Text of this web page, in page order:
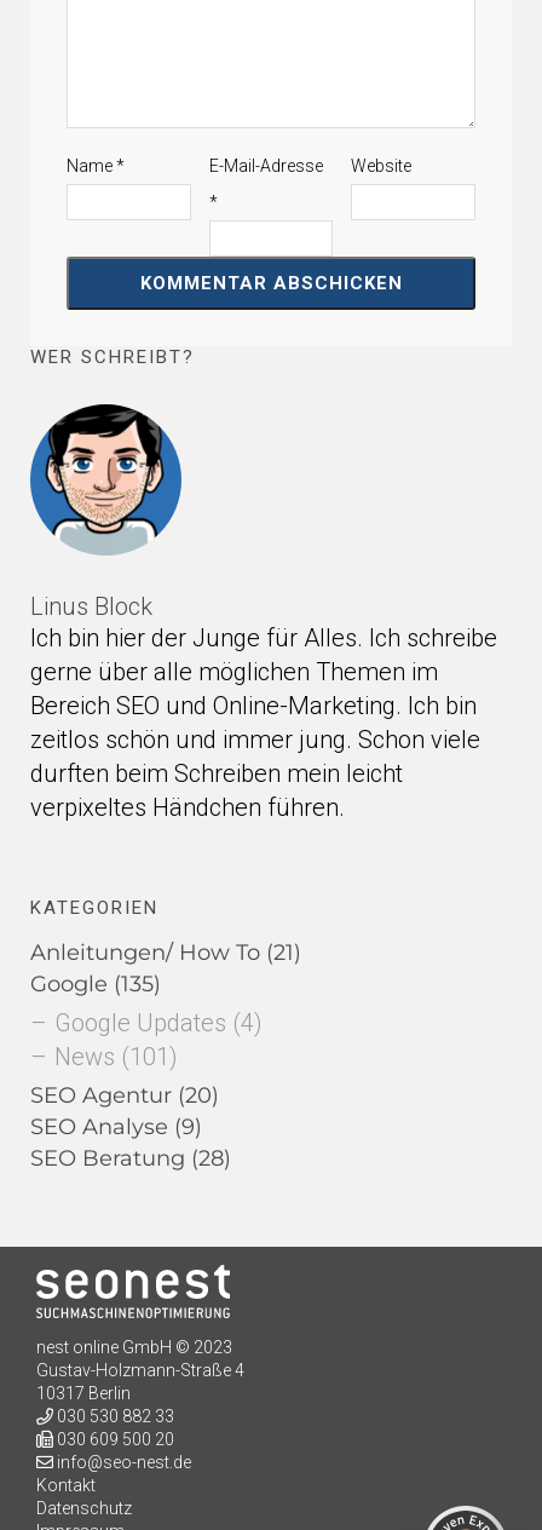
Name*
E-Mail-Adresse
*
Website
WER SCHREIBT?
Linus Block
Ich bin hier der Junge für Alles. Ich schreibe
gerne über alle möglichen Themen im
Bereich SEO und Online-Marketing. Ich bin
zeitlos schön und immer jung. Schon viele
durften beim Schreiben mein leicht
verpixeltes Händchen führen.
KATEGORIEN
Anleitungen/ How To (21)
Google (135)
Google Updates (4)
News (101)
SEO Agentur (20)
SEO Analyse (9)
SEO Beratung (28)
nest online GmbH © 2023
Gustav-Holzmann-Straße 4
10317 Berlin
030 530 882 33
030 609 500 20
info@seo-nest.de
Kontakt
Datenschutz